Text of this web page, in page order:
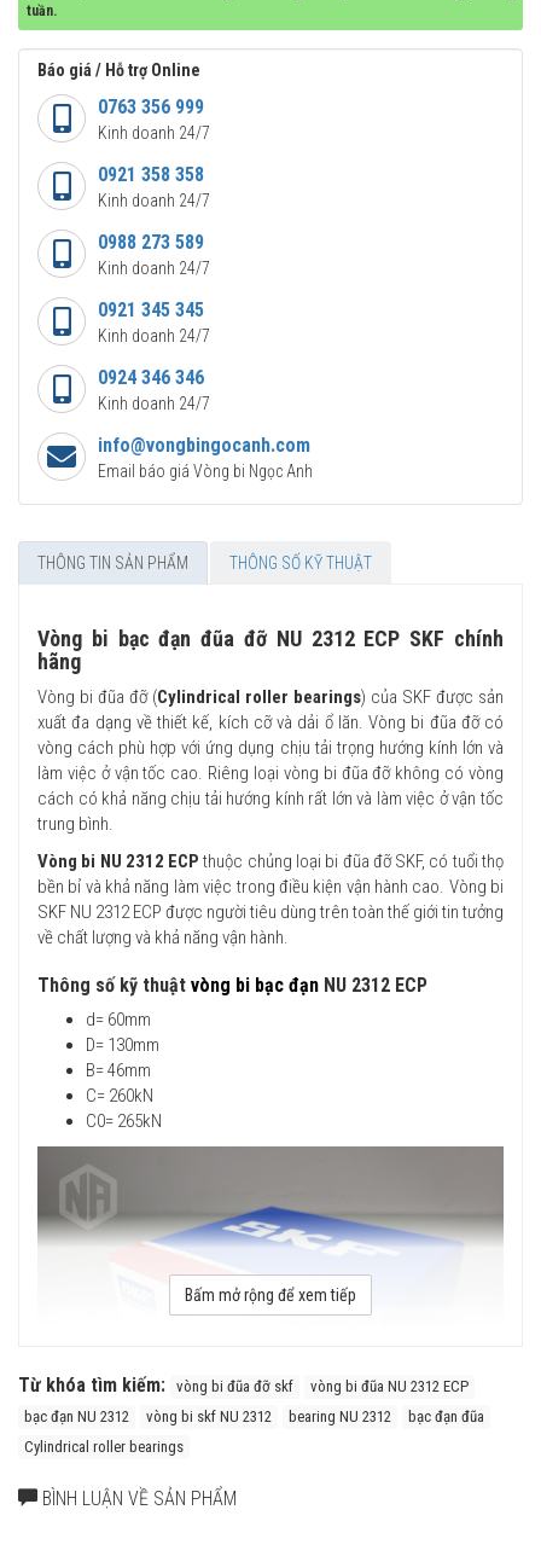
tuần.
Báo giá / Hỗ trợ Online
0763 356 999
Kinh doanh 24/7
0921 358 358
Kinh doanh 24/7
0988 273 589
Kinh doanh 24/7
0921 345 345
Kinh doanh 24/7
0924 346 346
Kinh doanh 24/7
info@vongbingocanh.com
Email báo giá Vòng bi Ngọc Anh
THÔNG TIN SẢN PHẨM THÔNG SỐ KỸ THUẬT
Vòng bi bạc đạn đũa đỡ NU 2312 ECP SKF chính
hãng
Vòng bi đũa đỡ (Cylindrical roller bearings) của SKF được sản
xuất đa dạng về thiết kế, kích cỡ và dải ổ lăn. Vòng bi đũa đỡ có
vòng cách phù hợp với ứng dụng chịu tải trọng hướng kính lớn và
làm việc ở vận tốc cao. Riêng loại vòng bi đũa đỡ không có vòng
cách có khả năng chịu tải hướng kính rất lớn và làm việc ở vận tốc
trung bình.
Vòng bi NU 2312 ECP thuộc chủng loại bi đũa đỡ SKF, có tuổi thọ
bền bỉ và khả năng làm việc trong điều kiện vận hành cao. Vòng bi
SKF NU 2312 ECP được người tiêu dùng trên toàn thế giới tin tưởng
về chất lượng và khả năng vận hành.
Thông số kỹ thuật vòng bi bạc đạn NU 2312 ECP
d= 60mm
D= 130mm
B= 46mm
C= 260kN
C0= 265kN
Bấm mở rộng để xem tiếp
Từ khóa tìm kiếm: vòng bi đũa đỡ skf
vòng bi đũa NU 2312 ECP
bạc đạn NU 2312
vòng bi skf NU 2312 bearing NU 2312
bạc đạn đũa
Cylindrical roller bearings
BÌNH LUẬN VỀ SẢN PHẨM